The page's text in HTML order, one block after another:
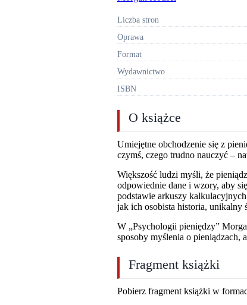
Liczba stron
Oprawa
Format
Wydawnictwo
ISBN
O książce
Umiejętne obchodzenie się z
czymś, czego trudno nauczyć –
Większość ludzi myśli, że
odpowiednie dane i wzory, aby
podstawie arkuszy
jak ich osobista historia, unikalny
W „Psychologii pieniędzy”
sposoby myślenia o pieniądzach,
Fragment książki
Pobierz fragment książki w